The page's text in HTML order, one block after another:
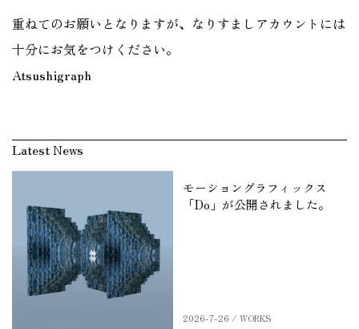
重ねてのお願いとなりますが、なりすましアカウントには
十分にお気をつけください。
Atsushigraph
Latest News
モーショングラフィックス
「Do」が公開されました。
2026-7-26 / WORKS